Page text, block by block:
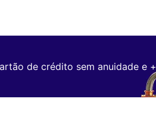
de crédito sem anuidade e +